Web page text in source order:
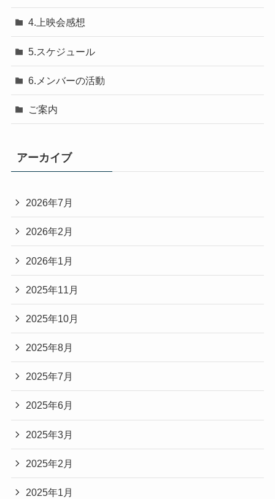
4.上映会感想
5.スケジュール
6.メンバーの活動
ご案内
アーカイブ
2026年7月
2026年2月
2026年1月
2025年11月
2025年10月
2025年8月
2025年7月
2025年6月
2025年3月
2025年2月
2025年1月